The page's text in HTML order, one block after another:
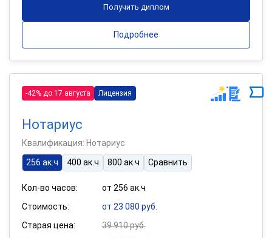
Получить диплом
Подробнее
-42% до 17 августа Лицензия
Нотариус
Квалификация: Нотариус
256 ак.ч
400 ак.ч 800 ак.ч Сравнить
Кол-во часов:
от 256 ак.ч
Стоимость:
от 23 080 руб.
Старая цена:
39 910 руб.